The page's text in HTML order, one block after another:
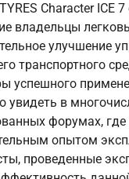
Character ICE
владельцы
улучшение
транспортного
успешного
в
форумах, где
опытом
проведенные